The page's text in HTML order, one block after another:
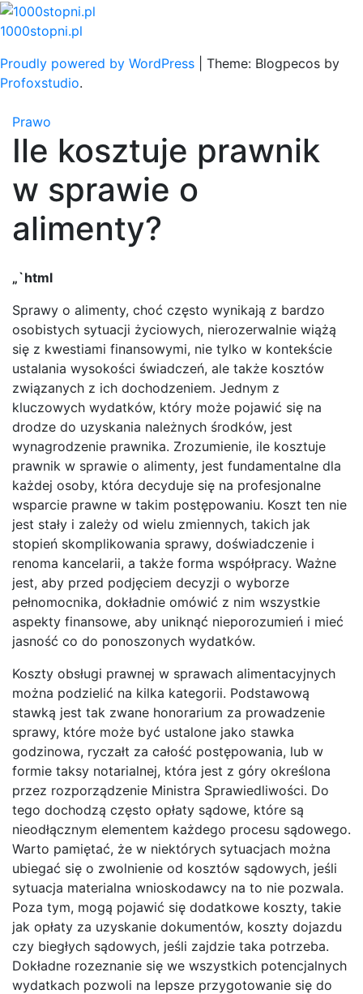
Skip
to
1000stopni.pl
Proudly powered by WordPress
Theme: Blogpecos by
Profoxstudio.
Prawo
Ile kosztuje prawnik
w sprawie o
alimenty?
„`html
Sprawy o alimenty, choć często wynikają z bardzo
osobistych sytuacji życiowych, nierozerwalnie wiążą
się z kwestiami finansowymi, nie tylko w kontekście
ustalania wysokości świadczeń, ale także kosztów
związanych z ich dochodzeniem. Jednym z
kluczowych wydatków, który może pojawić się na
drodze do uzyskania należnych środków, jest
wynagrodzenie prawnika. Zrozumienie, ile kosztuje
prawnik w sprawie o alimenty, jest fundamentalne dla
każdej osoby, która decyduje się na profesjonalne
wsparcie prawne w takim postępowaniu. Koszt ten nie
jest stały i zależy od wielu zmiennych, takich jak
stopień skomplikowania sprawy, doświadczenie i
renoma kancelarii, a także forma współpracy. Ważne
jest, aby przed podjęciem decyzji o wyborze
pełnomocnika, dokładnie omówić z nim wszystkie
aspekty finansowe, aby uniknąć nieporozumień i mieć
jasność co do ponoszonych wydatków.
Koszty obsługi prawnej w sprawach alimentacyjnych
można podzielić na kilka kategorii. Podstawową
stawką jest tak zwane honorarium za prowadzenie
sprawy, które może być ustalone jako stawka
godzinowa, ryczałt za całość postępowania, lub w
formie taksy notarialnej, która jest z góry określona
przez rozporządzenie Ministra Sprawiedliwości. Do
tego dochodzą często opłaty sądowe, które są
nieodłącznym elementem każdego procesu sądowego.
Warto pamiętać, że w niektórych sytuacjach można
ubiegać się o zwolnienie od kosztów sądowych, jeśli
sytuacja materialna wnioskodawcy na to nie pozwala.
Poza tym, mogą pojawić się dodatkowe koszty, takie
jak opłaty za uzyskanie dokumentów, koszty dojazdu
czy biegłych sądowych, jeśli zajdzie taka potrzeba.
Dokładne rozeznanie się we wszystkich potencjalnych
wydatkach pozwoli na lepsze przygotowanie się do